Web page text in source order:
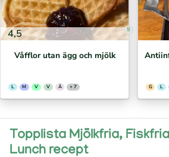
4,5 9
Våfflor utan ägg och mjölk
L M V V Ä + 7 G L
Topplista Mjölkfria,
Lunch recept